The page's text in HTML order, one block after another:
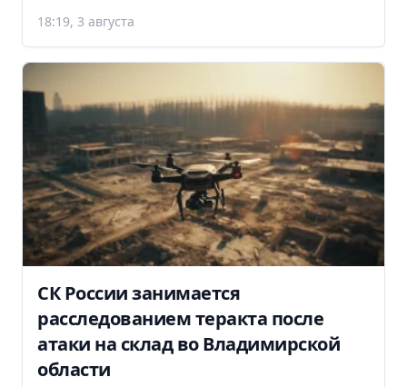
18:19, 3 августа
СК России занимается
расследованием теракта после
атаки на склад во Владимирской
области